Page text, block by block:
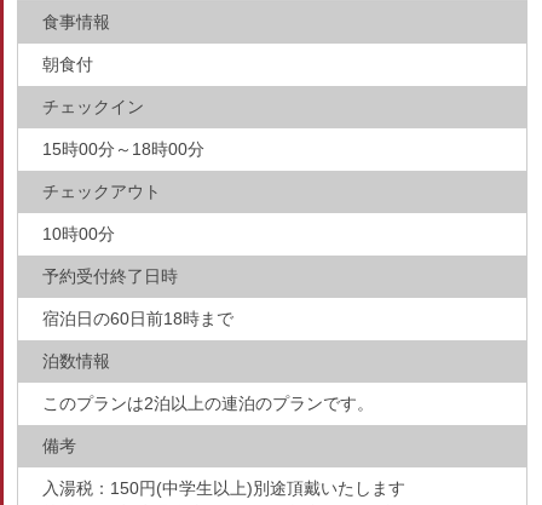
食事情報
朝食付
チェックイン
15時00分～18時00分
チェックアウト
10時00分
予約受付終了日時
宿泊日の60日前18時まで
泊数情報
このプランは2泊以上の連泊のプランです。
備考
入湯税：150円(中学生以上)別途頂戴いたします